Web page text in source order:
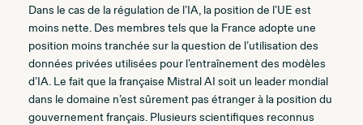
Dans le cas de la régulation de l’IA, la position de l’UE est
moins nette. Des membres tels que la France adopte une
position moins tranchée sur la question de l’utilisation des
données privées utilisées pour l’entraînement des modèles
d’IA. Le fait que la française Mistral AI soit un leader mondial
dans le domaine n’est sûrement pas étranger à la position du
gouvernement français. Plusieurs scientifiques reconnus